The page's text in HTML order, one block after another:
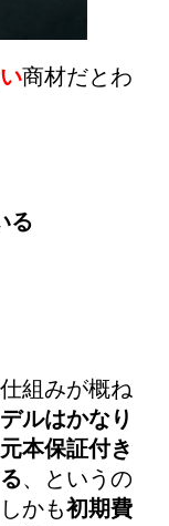
商材だとわ
る
組みが概ね
ルはかなり
元本保証付き
、というの
かも初期費